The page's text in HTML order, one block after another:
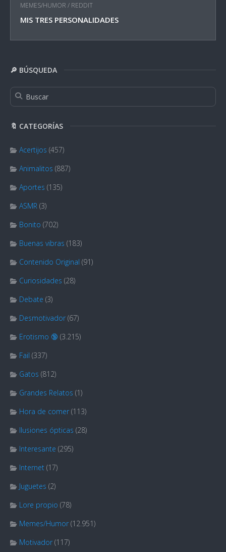
MEMES/HUMOR / REDDIT
MIS TRES PERSONALIDADES
🔎 BÚSQUEDA
🔖 CATEGORÍAS
Acertijos (457)
Animalitos (887)
Aportes (135)
ASMR (3)
Bonito (702)
Buenas vibras (183)
Contenido Original (91)
Curiosidades (28)
Debate (3)
Desmotivador (67)
Erotismo 🔞 (3.215)
Fail (337)
Gatos (812)
Grandes Relatos (1)
Hora de comer (113)
Ilusiones ópticas (28)
Interesante (295)
Internet (17)
Juguetes (2)
Lore propio (78)
Memes/Humor (12.951)
Motivador (117)